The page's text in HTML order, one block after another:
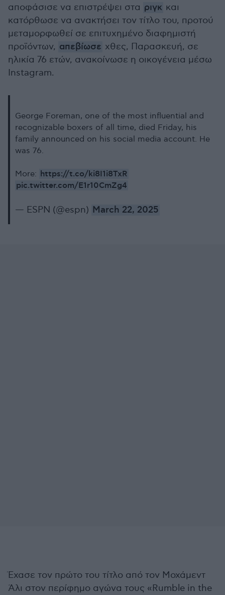
αποφάσισε να επιστρέψει στα ριγκ και
κατόρθωσε να ανακτήσει τον τίτλο του, προτού
μεταμορφωθεί σε επιτυχημένο διαφημιστή
προϊόντων, απεβίωσε χθες, Παρασκευή, σε
ηλικία 76 ετών, ανακοίνωσε η οικογένεια μέσω
Instagram.
George Foreman, one of the most influential and
recognizable boxers of all time, died Friday, his
family announced on his social media account. He
was 76.
More: https://t.co/ki8I1i8TxR
pic.twitter.com/E1r10CmZg4
— ESPN (@espn) March 22, 2025
Έχασε τον πρώτο του τίτλο από τον Μοχάμεντ
Άλι στον περίφημο αγώνα τους «Rumble in the